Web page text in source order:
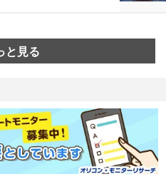
と見る